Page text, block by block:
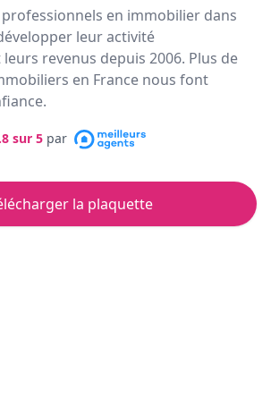
en immobilier dans
leur activité
revenus depuis 2006. Plus de
en France nous font
sur 5 par
la plaquette